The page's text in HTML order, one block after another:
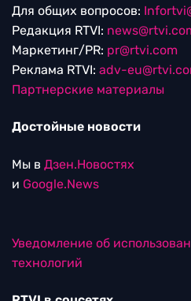
Для общих вопросов:
Редакция RTVI:
Маркетинг/PR: pr@rtvi.com
Реклама RTVI: adv-
Партнерские материалы
Достойные новости
Мы в Дзен.Новостях
и Google.News
Уведомление об
технологий